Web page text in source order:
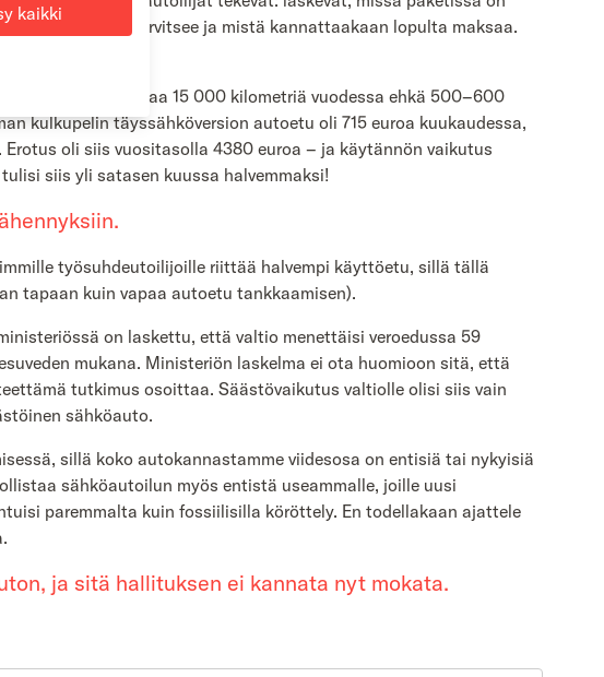
mitä oikeasti tarvitsee ja mistä kannattaakaan lopulta maksaa.
voisin ajaa 15 000 kilometriä vuodessa ehkä 500–600
kulkupelin täyssähköversion autoetu oli 715 euroa kuukaudessa,
oli siis vuositasolla 4380 euroa – ja käytännön vaikutus
siis yli satasen kuussa halvemmaksi!
työsuhdeutoilijoille riittää halvempi käyttöetu, sillä tällä
tapaan kuin vapaa autoetu tankkaamisen).
on laskettu, että valtio menettäisi veroedussa 59
mukana. Ministeriön laskelma ei ota huomioon sitä, että
tutkimus osoittaa. Säästövaikutus valtiolle olisi siis vain
sähköauto.
sillä koko autokannastamme viidesosa on entisiä tai nykyisiä
sähköautoilun myös entistä useammalle, joille uusi
paremmalta kuin fossiilisilla köröttely. En todellakaan ajattele
ja sitä hallituksen ei kannata nyt mokata.
kaikki